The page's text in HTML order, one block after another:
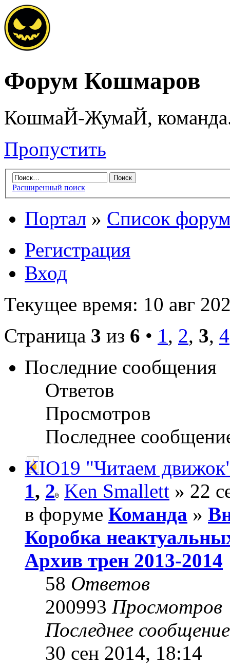
Форум Кошмаров
КошмаЙ-ЖумаЙ,
Пропустить
Расширенный поиск
Портал » Список
Регистрация
Вход
Текущее время: 10 авг
Страница 3 из 6 • 1, 2, 3, 4
Последние сообщения
Ответов
Просмотров
Последнее
KIO19 "Читаем
1, 2 Ken Smallett » 22
в форуме Команда »
Коробка
Архив трен 2013-2014
58 Ответов
200993 Просмотров
Последнее
30 сен 2014, 18:14